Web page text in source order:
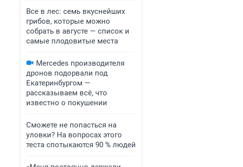
Все в лес: семь вкуснейших
грибов, которые можно
собрать в августе — список и
самые плодовитые места
Mercedes производителя
дронов подорвали под
Екатеринбургом —
рассказываем всё, что
известно о покушении
Сможете не попасться на
уловки? На вопросах этого
теста спотыкаются 90 % людей